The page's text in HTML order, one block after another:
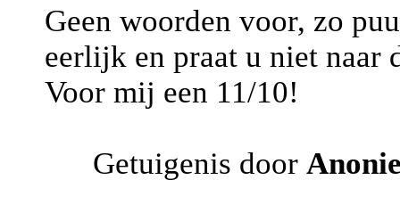
Geen woorden voor, zo
eerlijk en praat u niet naar
Voor mij een 11/10!
Getuigenis door